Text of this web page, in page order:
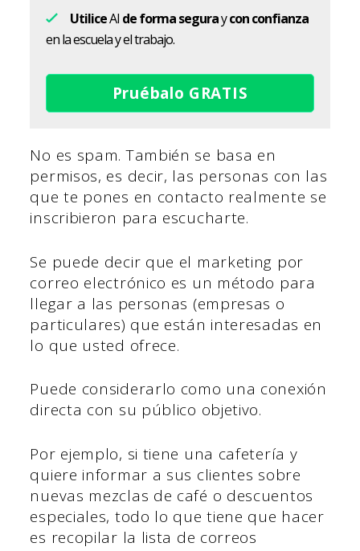
UtiliceAI de forma seguraycon confianza
en la escuela y el trabajo.
Pruébalo GRATIS
No es spam. También se basa en
permisos, es decir, las personas con las
que te pones en contacto realmente se
inscribieron para escucharte.
Se puede decir que el marketing por
correo electrónico es un método para
llegar a las personas (empresas o
particulares) que están interesadas en
lo que usted ofrece.
Puede considerarlo como una conexión
directa con su público objetivo.
Por ejemplo, si tiene una cafetería y
quiere informar a sus clientes sobre
nuevas mezclas de café o descuentos
especiales, todo lo que tiene que hacer
es recopilar la lista de correos